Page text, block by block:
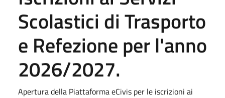
Scolastici di Trasporto
e Refezione per l'anno
2026/2027.
Apertura della Piattaforma eCivis per le iscrizioni ai